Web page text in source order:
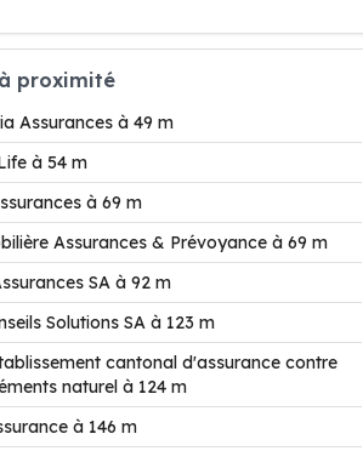
proximité
Assurances à 49 m
à 54 m
à 69 m
Assurances & Prévoyance à 69 m
SA à 92 m
Solutions SA à 123 m
cantonal d'assurance contre
naturel à 124 m
à 146 m